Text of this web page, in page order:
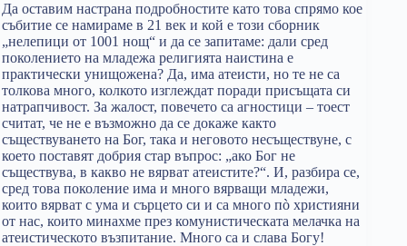
Да оставим настрана подробностите като това спрямо кое
събитие се намираме в 21 век и кой е този сборник
„нелепици от 1001 нощ“ и да се запитаме: дали сред
поколението на младежа религията наистина е
практически унищожена? Да, има атеисти, но те не са
толкова много, колкото изглеждат поради присъщата си
натрапчивост. За жалост, повечето са агностици – тоест
считат, че не е възможно да се докаже както
съществуването на Бог, така и неговото несъществуне, с
което поставят добрия стар въпрос: „ако Бог не
съществува, в какво не вярват атеистите?“. И, разбира се,
сред това поколение има и много вярващи младежи,
които вярват с ума и сърцето си и са много пò християни
от нас, които минахме през комунистическата мелачка на
атеистическото възпитание. Много са и слава Богу!